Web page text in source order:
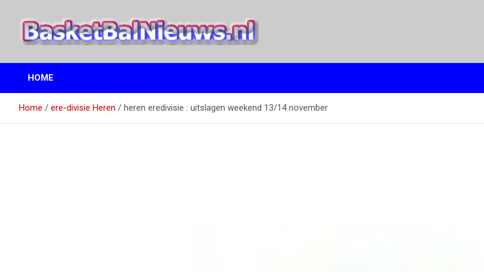
inhoud
BasketBalNieuws.nl
Etten
HOME
Home ere-divisie Heren heren eredivisie : uitslagen weekend 13/14 november